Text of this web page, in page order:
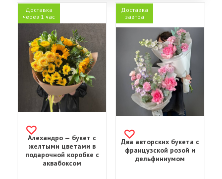
Доставка
через 1 час
Алехандро — букет с
желтыми цветами в
подарочной коробке с
аквабоксом
Доставка
завтра
Два авторских букета с
французской розой и
дельфиниумом